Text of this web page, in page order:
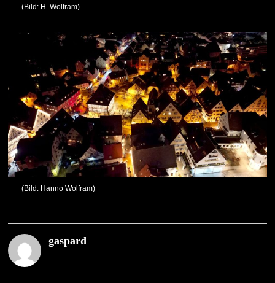
(Bild: H. Wolfram)
(Bild: Hanno Wolfram)
gaspard